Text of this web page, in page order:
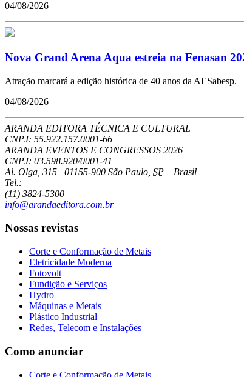
04/08/2026
Nova Grand Arena Aqua estreia na Fenasan
Atração marcará a edição histórica de 40 anos da AESabesp.
04/08/2026
ARANDA EDITORA TÉCNICA E CULTURAL
CNPJ: 55.922.157.0001-66
ARANDA EVENTOS E CONGRESSOS 2026
CNPJ: 03.598.920/0001-41
Al. Olga, 315– 01155-900 São Paulo SP – Brasil
Tel.:
(11) 3824-5300
info@arandaeditora.com.br
Nossas revistas
Corte e Conformação de Metais
Eletricidade Moderna
Fotovolt
Fundição e Serviços
Hydro
Máquinas e Metais
Plástico Industrial
Redes, Telecom e Instalações
Como anunciar
Corte e Conformação de Metais